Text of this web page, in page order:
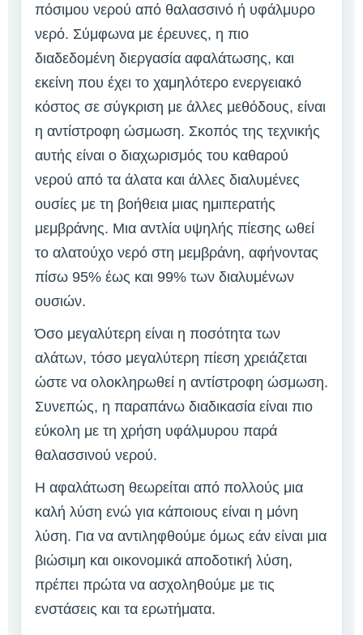
πόσιμου νερού από θαλασσινό ή υφάλμυρο
νερό. Σύμφωνα με έρευνες, η πιο
διαδεδομένη διεργασία αφαλάτωσης, και
εκείνη που έχει το χαμηλότερο ενεργειακό
κόστος σε σύγκριση με άλλες μεθόδους, είναι
η αντίστροφη ώσμωση. Σκοπός της τεχνικής
αυτής είναι ο διαχωρισμός του καθαρού
νερού από τα άλατα και άλλες διαλυμένες
ουσίες με τη βοήθεια μιας ημιπερατής
μεμβράνης. Μια αντλία υψηλής πίεσης ωθεί
το αλατούχο νερό στη μεμβράνη, αφήνοντας
πίσω 95% έως και 99% των διαλυμένων
ουσιών.
Όσο μεγαλύτερη είναι η ποσότητα των
αλάτων, τόσο μεγαλύτερη πίεση χρειάζεται
ώστε να ολοκληρωθεί η αντίστροφη ώσμωση.
Συνεπώς, η παραπάνω διαδικασία είναι πιο
εύκολη με τη χρήση υφάλμυρου παρά
θαλασσινού νερού.
Η αφαλάτωση θεωρείται από πολλούς μια
καλή λύση ενώ για κάποιους είναι η μόνη
λύση. Για να αντιληφθούμε όμως εάν είναι μια
βιώσιμη και οικονομικά αποδοτική λύση,
πρέπει πρώτα να ασχοληθούμε με τις
ενστάσεις και τα ερωτήματα.